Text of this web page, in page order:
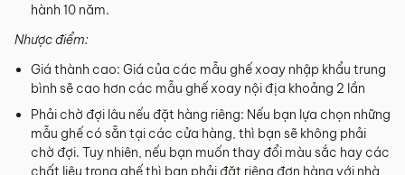
hành 10 năm.
Nhược điểm:
Giá thành cao: Giá của các mẫu ghế xoay nhập khẩu trung
bình sẽ cao hơn các mẫu ghế xoay nội địa khoảng 2 lần
Phải chờ đợi lâu nếu đặt hàng riêng: Nếu bạn lựa chọn những
mẫu ghế có sẵn tại các cửa hàng, thì bạn sẽ không phải
chờ đợi. Tuy nhiên, nếu bạn muốn thay đổi màu sắc hay các
chất liệu trong ghế thì bạn phải đặt riêng đơn hàng với nhà